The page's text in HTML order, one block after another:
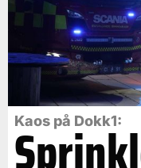
Kaos på Dokk1: